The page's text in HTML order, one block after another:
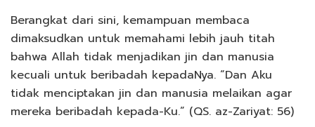
Berangkat dari sini, kemampuan membaca
dimaksudkan untuk memahami lebih jauh titah
bahwa Allah tidak menjadikan jin dan manusia
kecuali untuk beribadah kepadaNya. “Dan Aku
tidak menciptakan jin dan manusia melaikan agar
mereka beribadah kepada-Ku.” (QS. az-Zariyat: 56)